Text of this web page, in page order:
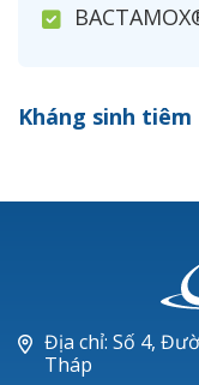
Ceftizoxim®
Piperacillin
Ticarlinat®
Kháng sinh tiêm
Địa chỉ: Số 4,
Tháp